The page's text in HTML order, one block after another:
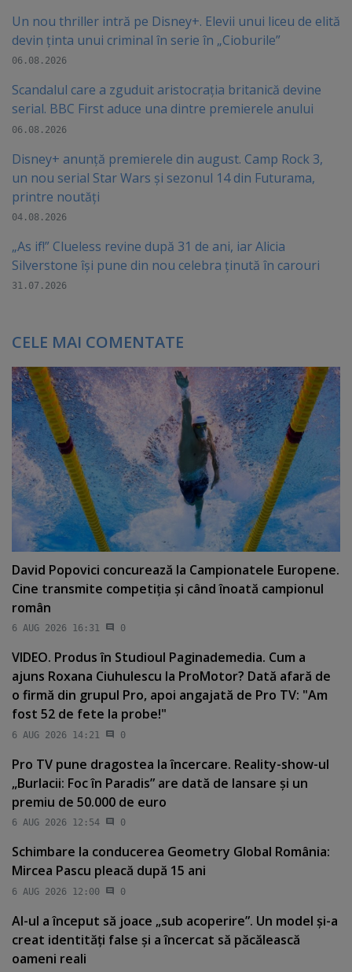
Un nou thriller intră pe Disney+. Elevii unui liceu de elită
devin ținta unui criminal în serie în „Cioburile”
06.08.2026
Scandalul care a zguduit aristocrația britanică devine
serial. BBC First aduce una dintre premierele anului
06.08.2026
Disney+ anunță premierele din august. Camp Rock 3,
un nou serial Star Wars și sezonul 14 din Futurama,
printre noutăți
04.08.2026
„As if!” Clueless revine după 31 de ani, iar Alicia
Silverstone își pune din nou celebra ținută în carouri
31.07.2026
CELE MAI COMENTATE
David Popovici concurează la Campionatele Europene.
Cine transmite competiţia şi când înoată campionul
român
6 AUG 2026 16:31 0
VIDEO. Produs în Studioul Paginademedia. Cum a
ajuns Roxana Ciuhulescu la ProMotor? Dată afară de
o firmă din grupul Pro, apoi angajată de Pro TV: "Am
fost 52 de fete la probe!"
6 AUG 2026 14:21 0
Pro TV pune dragostea la încercare. Reality-show-ul
„Burlacii: Foc în Paradis” are dată de lansare şi un
premiu de 50.000 de euro
6 AUG 2026 12:54 0
Schimbare la conducerea Geometry Global România:
Mircea Pascu pleacă după 15 ani
6 AUG 2026 12:00 0
AI-ul a început să joace „sub acoperire”. Un model şi-a
creat identităţi false şi a încercat să păcălească
oameni reali